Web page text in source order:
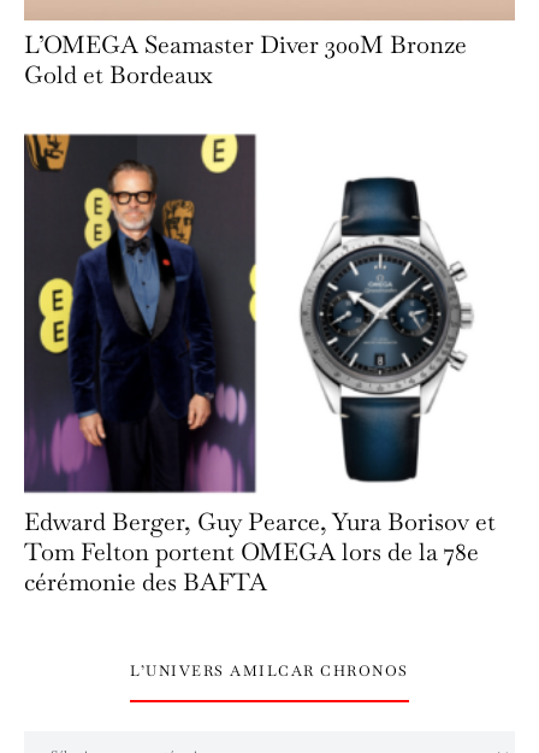
L’OMEGA Seamaster Diver 300M Bronze
Gold et Bordeaux
Edward Berger, Guy Pearce, Yura Borisov et
Tom Felton portent OMEGA lors de la 78e
cérémonie des BAFTA
L’UNIVERS AMILCAR CHRONOS